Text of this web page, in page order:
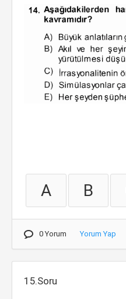
A B
0 Yorum Yorum Yap
15.Soru